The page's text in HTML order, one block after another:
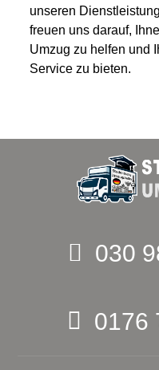
unseren
freuen uns darauf,
Umzug zu helfen und
Service zu bieten.
030
0176